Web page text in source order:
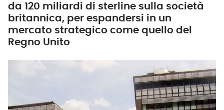
da 120 miliardi di sterline sulla società
britannica, per espandersi in un
mercato strategico come quello del
Regno Unito